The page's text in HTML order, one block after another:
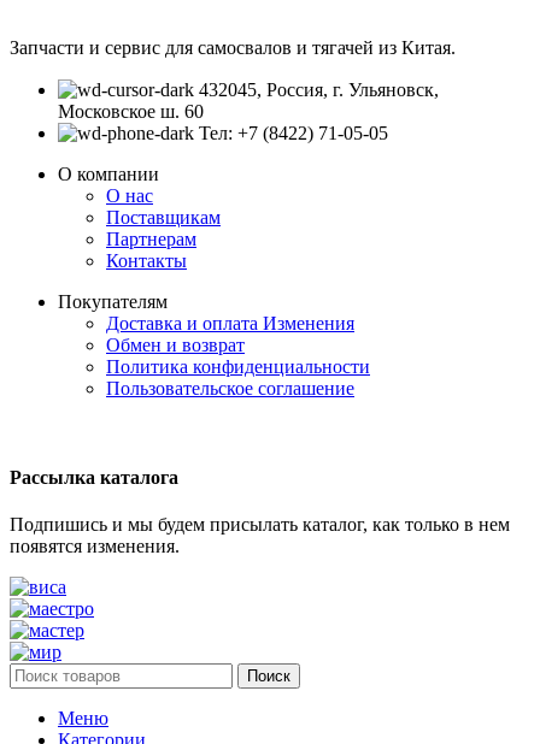
Запчасти и сервис для самосвалов и тягачей из Китая.
432045, Россия, г. Ульяновск,
Московское ш. 60
Тел: +7 (8422) 71-05-05
О компании
О нас
Поставщикам
Партнерам
Контакты
Покупателям
Доставка и оплата Изменения
Обмен и возврат
Политика конфиденциальности
Пользовательское соглашение
Рассылка каталога
Подпишись и мы будем присылать каталог, как только в нем
появятся изменения.
Поиск
Меню
Категории